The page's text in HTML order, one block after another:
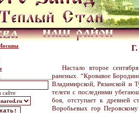
сайте
Настало второе
раненых. “Кровавое
Владимирской, Рязанской и
телеги с последними
боя, отступает к древней
Воробьевых гор